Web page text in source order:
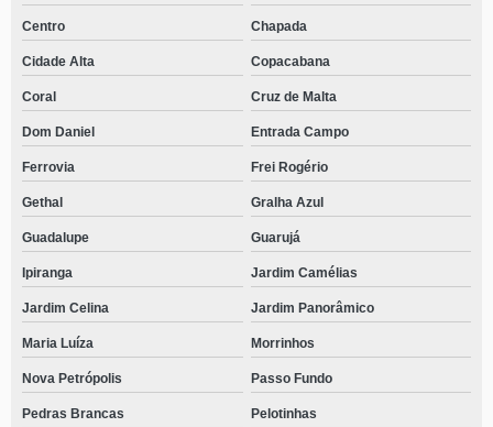
Centro Chapada
Cidade Alta Copacabana
Coral Cruz de Malta
Dom Daniel Entrada Campo
Ferrovia Frei Rogério
Gethal Gralha Azul
Guadalupe Guarujá
Ipiranga Jardim Camélias
Jardim Celina Jardim Panorâmico
Maria Luíza Morrinhos
Nova Petrópolis Passo Fundo
Pedras Brancas Pelotinhas